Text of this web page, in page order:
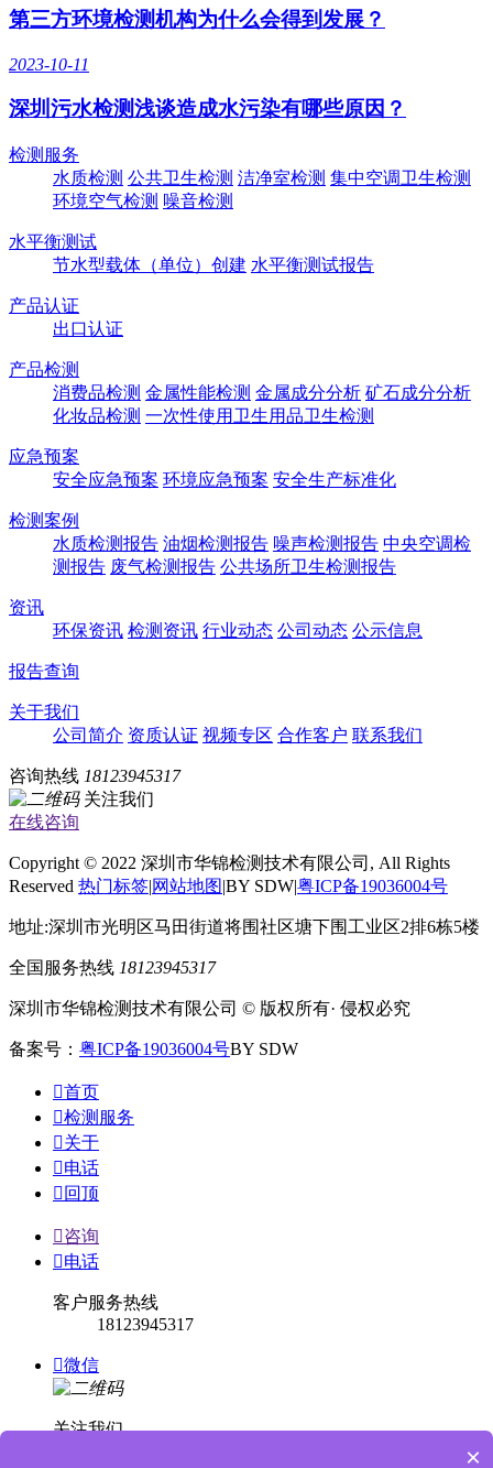
第三方环境检测机构为什么会得到发展？
2023-10-11
深圳污水检测浅谈造成水污染有哪些原因？
检测服务
水质检测 公共卫生检测 洁净室检测 集中空调卫生检测
环境空气检测 噪音检测
水平衡测试
节水型载体（单位）创建 水平衡测试报告
产品认证
出口认证
产品检测
消费品检测 金属性能检测 金属成分分析 矿石成分分析
化妆品检测 一次性使用卫生用品卫生检测
应急预案
安全应急预案 环境应急预案 安全生产标准化
检测案例
水质检测报告 油烟检测报告 噪声检测报告 中央空调检
测报告 废气检测报告 公共场所卫生检测报告
资讯
环保资讯 检测资讯 行业动态 公司动态 公示信息
报告查询
关于我们
公司简介 资质认证 视频专区 合作客户 联系我们
咨询热线 18123945317
关注我们
在线咨询
Copyright © 2022 深圳市华锦检测技术有限公司, All Rights
Reserved 热门标签|网站地图|BY SDW|粤ICP备19036004号
地址:深圳市光明区马田街道将围社区塘下围工业区2排6栋5楼
全国服务热线 18123945317
深圳市华锦检测技术有限公司 © 版权所有· 侵权必究
备案号： 粤ICP备19036004号BY SDW
首页
检测服务
关于
电话
 回顶
咨询
电话
客户服务热线
18123945317
微信
关注我们
×